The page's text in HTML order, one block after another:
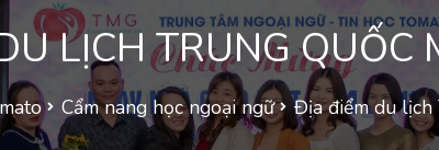
LỊCH TRUNG QUỐC
Cẩm nang học ngoại ngữ Địa điểm du lịch